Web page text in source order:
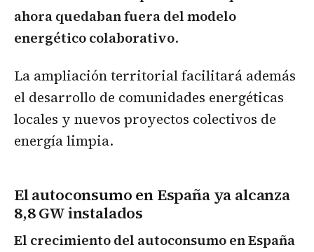
ahora quedaban fuera del modelo
energético colaborativo.
La ampliación territorial facilitará además
el desarrollo de comunidades energéticas
locales y nuevos proyectos colectivos de
energía limpia.
El autoconsumo en España ya alcanza
8,8 GW instalados
El crecimiento del autoconsumo en España